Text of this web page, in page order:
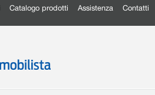
Catalogo prodotti Assistenza Contatti